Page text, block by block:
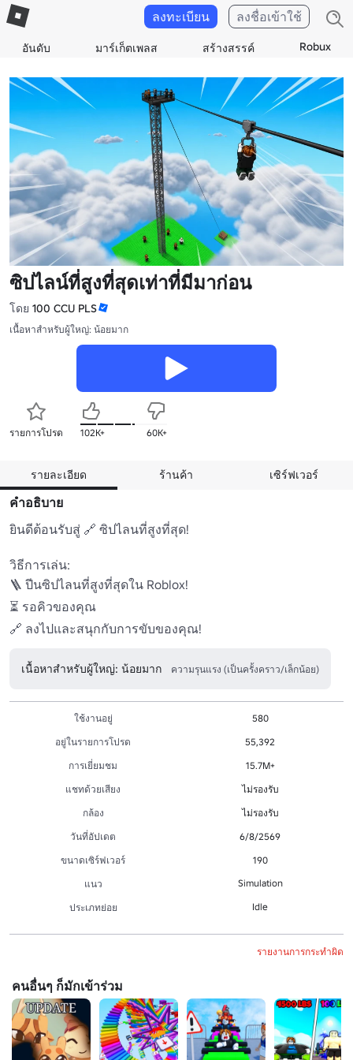
อันดับ มาร์เก็ตเพลส สร้างสรรค์ Robux
ลงทะเบียน ลงชื่อเข้าใช้
ซิปไลน์ที่สูงที่สุดเท่าที่มีมาก่อน
โดย 100 CCU PLS
เนื้อหาสำหรับผู้ใหญ่: น้อยมาก
รายการโปรด 102K+ 60K+
รายละเอียด ร้านค้า เซิร์ฟเวอร์
คำอธิบาย
ยินดีต้อนรับสู่ 🔗 ซิปไลนที่สูงที่สุด!
วิธีการเล่น:
🪜 ปีนซิปไลนที่สูงที่สุดใน Roblox!
⏳ รอคิวของคุณ
🔗 ลงไปและสนุกกับการขับของคุณ!
เนื้อหาสำหรับผู้ใหญ่: น้อยมาก ความรุนแรง (เป็นครั้งคราว/เล็กน้อย)
ใช้งานอยู่
580
อยู่ในรายการโปรด
55,392
การเยี่ยมชม
15.7M+
แชทด้วยเสียง
ไม่รองรับ
กล้อง
ไม่รองรับ
วันที่อัปเดต
6/8/2569
ขนาดเซิร์ฟเวอร์
190
แนว
Simulation
ประเภทย่อย Idle
รายงานการกระทำผิด
คนอื่นๆ ก็มักเข้าร่วม